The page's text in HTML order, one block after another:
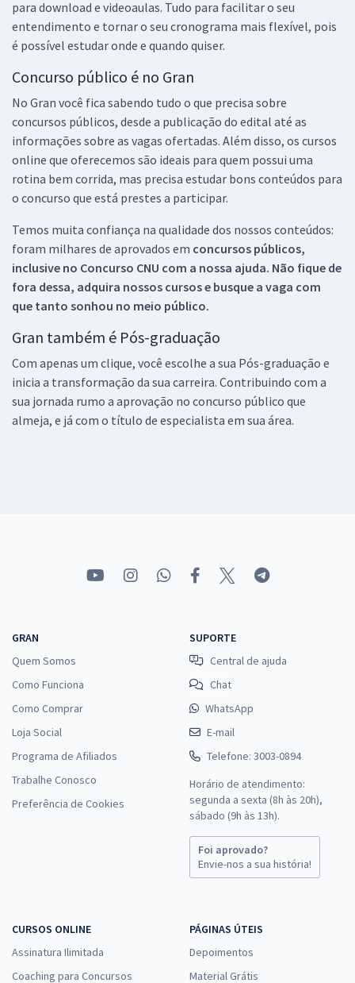
para download e videoaulas. Tudo para facilitar o seu
entendimento e tornar o seu cronograma mais flexível, pois
é possível estudar onde e quando quiser.
Concurso público é no Gran
No Gran você fica sabendo tudo o que precisa sobre
concursos públicos, desde a publicação do edital até as
informações sobre as vagas ofertadas. Além disso, os cursos
online que oferecemos são ideais para quem possui uma
rotina bem corrida, mas precisa estudar bons conteúdos para
o concurso que está prestes a participar.
Temos muita confiança na qualidade dos nossos conteúdos:
foram milhares de aprovados em concursos públicos,
inclusive no Concurso CNU com a nossa ajuda. Não fique de
fora dessa, adquira nossos cursos e busque a vaga com
que tanto sonhou no meio público.
Gran também é Pós-graduação
Com apenas um clique, você escolhe a sua Pós-graduação e
inicia a transformação da sua carreira. Contribuindo com a
sua jornada rumo a aprovação no concurso público que
almeja, e já com o título de especialista em sua área.
GRAN
Quem Somos
Como Funciona
Como Comprar
Loja Social
Programa de Afiliados
Trabalhe Conosco
Preferência de Cookies
SUPORTE
Central de ajuda
Chat
WhatsApp
E-mail
Telefone: 3003-0894
Horário de atendimento:
segunda a sexta (8h às 20h),
sábado (9h às 13h).
Foi aprovado?
Envie-nos a sua história!
CURSOS ONLINE
Assinatura Ilimitada
Coaching para Concursos
PÁGINAS ÚTEIS
Depoimentos
Material Grátis